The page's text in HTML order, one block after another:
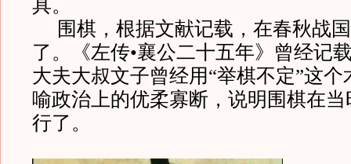
具。
围棋，根据文献记载，在春秋战
了。《左传•襄公二十五年》曾经记
大夫大叔文子曾经用“举棋不定”这个
喻政治上的优柔寡断，说明围棋在
行了。